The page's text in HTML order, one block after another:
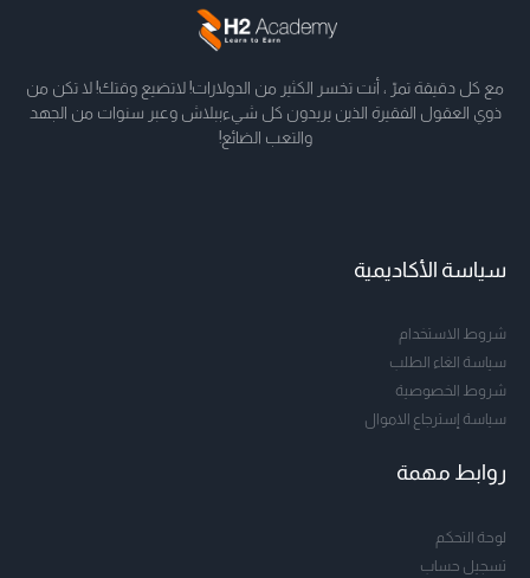
مع كل دقيقة تمرّ ، أنت تخسر الكثير من الدولارات! لاتضيع وقتك! لا تكن من
ذوي العقول الفقيرة الذين يريدون كل شيءببلاش وعبر سنوات من الجهد
والتعب الضائع!
سياسة الأكاديمية
شروط الاستخدام
سياسة الغاء الطلب
شروط الخصوصية
سياسة إسترجاع الاموال
روابط مهمة
لوحة التحكم
تسجيل حساب